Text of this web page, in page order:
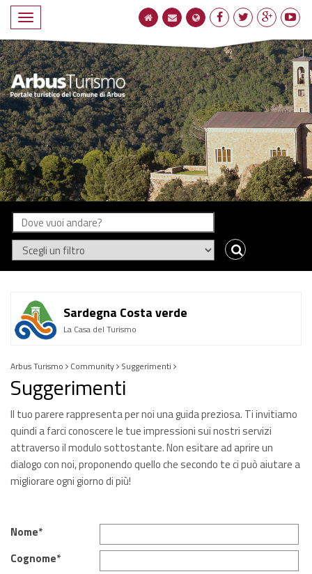
Navigatione
compatta
Sardegna Costa verde
La Casa del Turismo
Arbus Turismo Community Suggerimenti
Suggerimenti
Il tuo parere rappresenta per noi una guida preziosa. Ti invitiamo
quindi a farci conoscere le tue impressioni sui nostri servizi
attraverso il modulo sottostante. Non esitare ad aprire un
dialogo con noi, proponendo quello che secondo te ci può aiutare a
migliorare ogni giorno di più!
Nome*
Cognome*